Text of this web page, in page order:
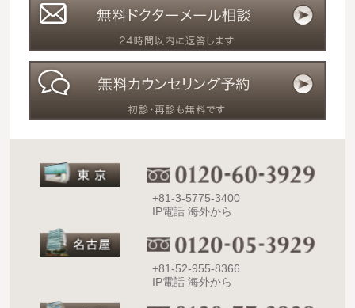
+81-3-5775-3400
IP電話 海外から
+81-52-955-8366
IP電話 海外から